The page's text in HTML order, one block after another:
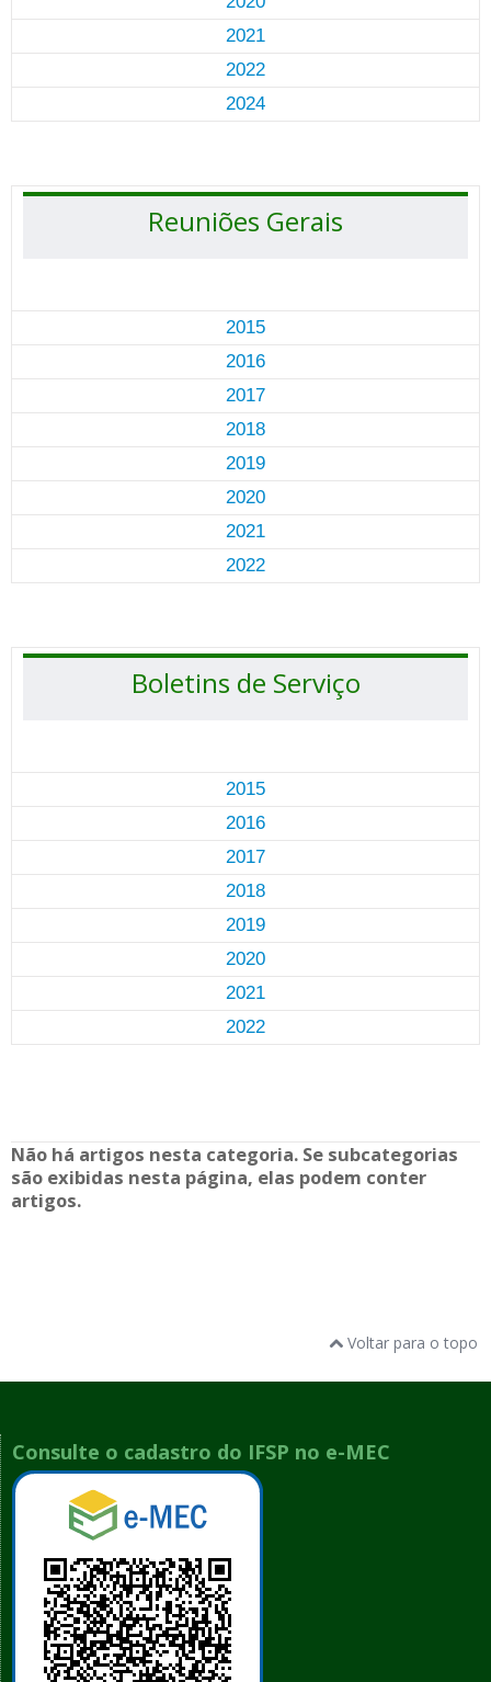
2021
2022
2024
Reuniões Gerais
2015
2016
2017
2018
2019
2020
2021
2022
Boletins de Serviço
2015
2016
2017
2018
2019
2020
2021
2022
Não há artigos nesta categoria. Se subcategorias
são exibidas nesta página, elas podem conter
artigos.
Voltar para o topo
Consulte o cadastro do IFSP no e-MEC